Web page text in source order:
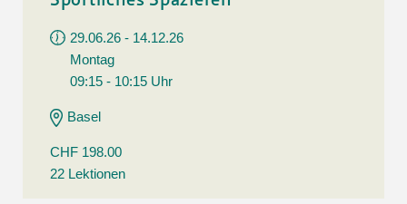
29.06.26 - 14.12.26
Montag
09:15 - 10:15 Uhr
Basel
CHF 198.00
22 Lektionen